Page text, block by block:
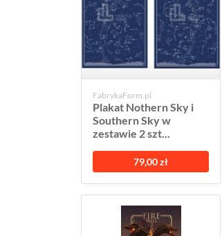
FabrykaForm.pl
Plakat Nothern Sky i
Southern Sky w
zestawie 2 szt...
79,00 zł